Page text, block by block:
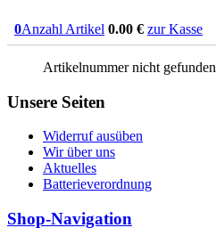
0Anzahl Artikel 0.00 € zur Kasse
Artikelnummer nicht gefunden
Unsere Seiten
Widerruf ausüben
Wir über uns
Aktuelles
Batterieverordnung
Shop-Navigation